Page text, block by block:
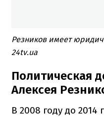
Резников имеет
24tv.ua
Политическая
Алексея
В 2008 году до 2014